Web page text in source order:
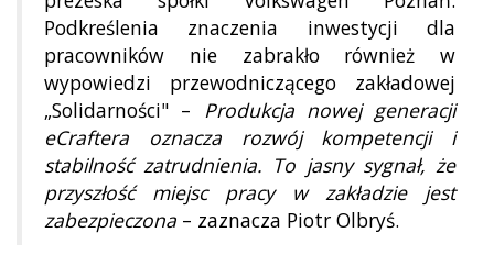
Podkreślenia znaczenia inwestycji dla
pracowników nie zabrakło również w
wypowiedzi przewodniczącego zakładowej
„Solidarności" – Produkcja nowej generacji
eCraftera oznacza rozwój kompetencji i
stabilność zatrudnienia. To jasny sygnał, że
przyszłość miejsc pracy w zakładzie jest
zabezpieczona – zaznacza Piotr Olbryś.